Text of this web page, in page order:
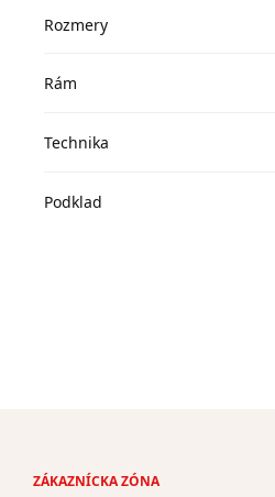
Rozmery
Rám
Technika
Podklad
ZÁKAZNÍCKA ZÓNA